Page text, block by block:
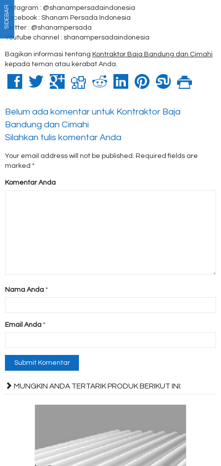
Instagram : @shanampersadaindonesia
Facebook : Shanam Persada Indonesia
Twitter : @shanampersada
Youtube channel : shanampersadaindonesia
Bagikan informasi tentang Kontraktor Baja Bandung dan Cimahi
kepada teman atau kerabat Anda.
Belum ada komentar untuk Kontraktor Baja
Bandung dan Cimahi
Silahkan tulis komentar Anda
Your email address will not be published. Required fields are
marked *
Komentar Anda
Nama Anda *
Email Anda *
MUNGKIN ANDA TERTARIK PRODUK BERIKUT INI:
SIDEBAR